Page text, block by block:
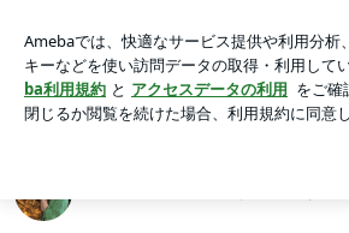
アプリをダウンロードして ブログの更新通知
ょう。